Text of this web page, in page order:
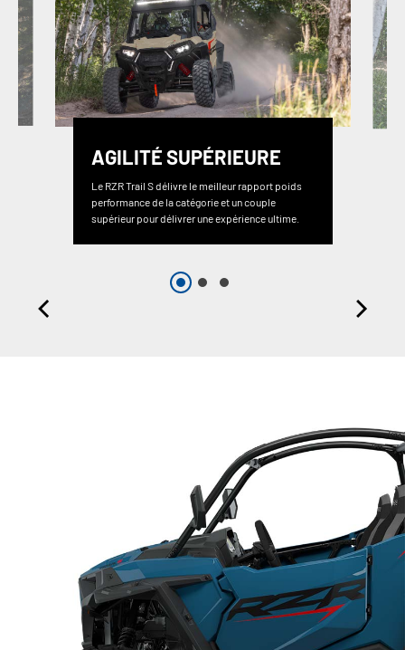
AGILITÉ SUPÉRIEURE
Le RZR Trail S délivre le meilleur rapport poids
performance de la catégorie et un couple
supérieur pour délivrer une expérience ultime.